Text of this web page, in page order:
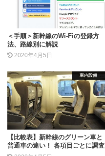
＜手順＞新幹線のWi-Fiの登録方
法、路線別に解説
2020年4月5日
車内設備
【比較表】新幹線のグリーン車と
普通車の違い！ 各項目ごとに調査